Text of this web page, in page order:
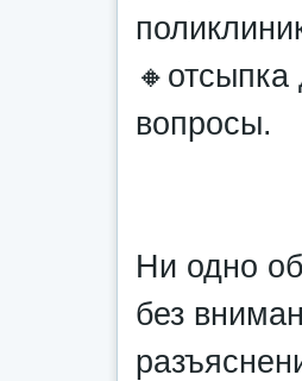
вопросы.
Ни одно
без